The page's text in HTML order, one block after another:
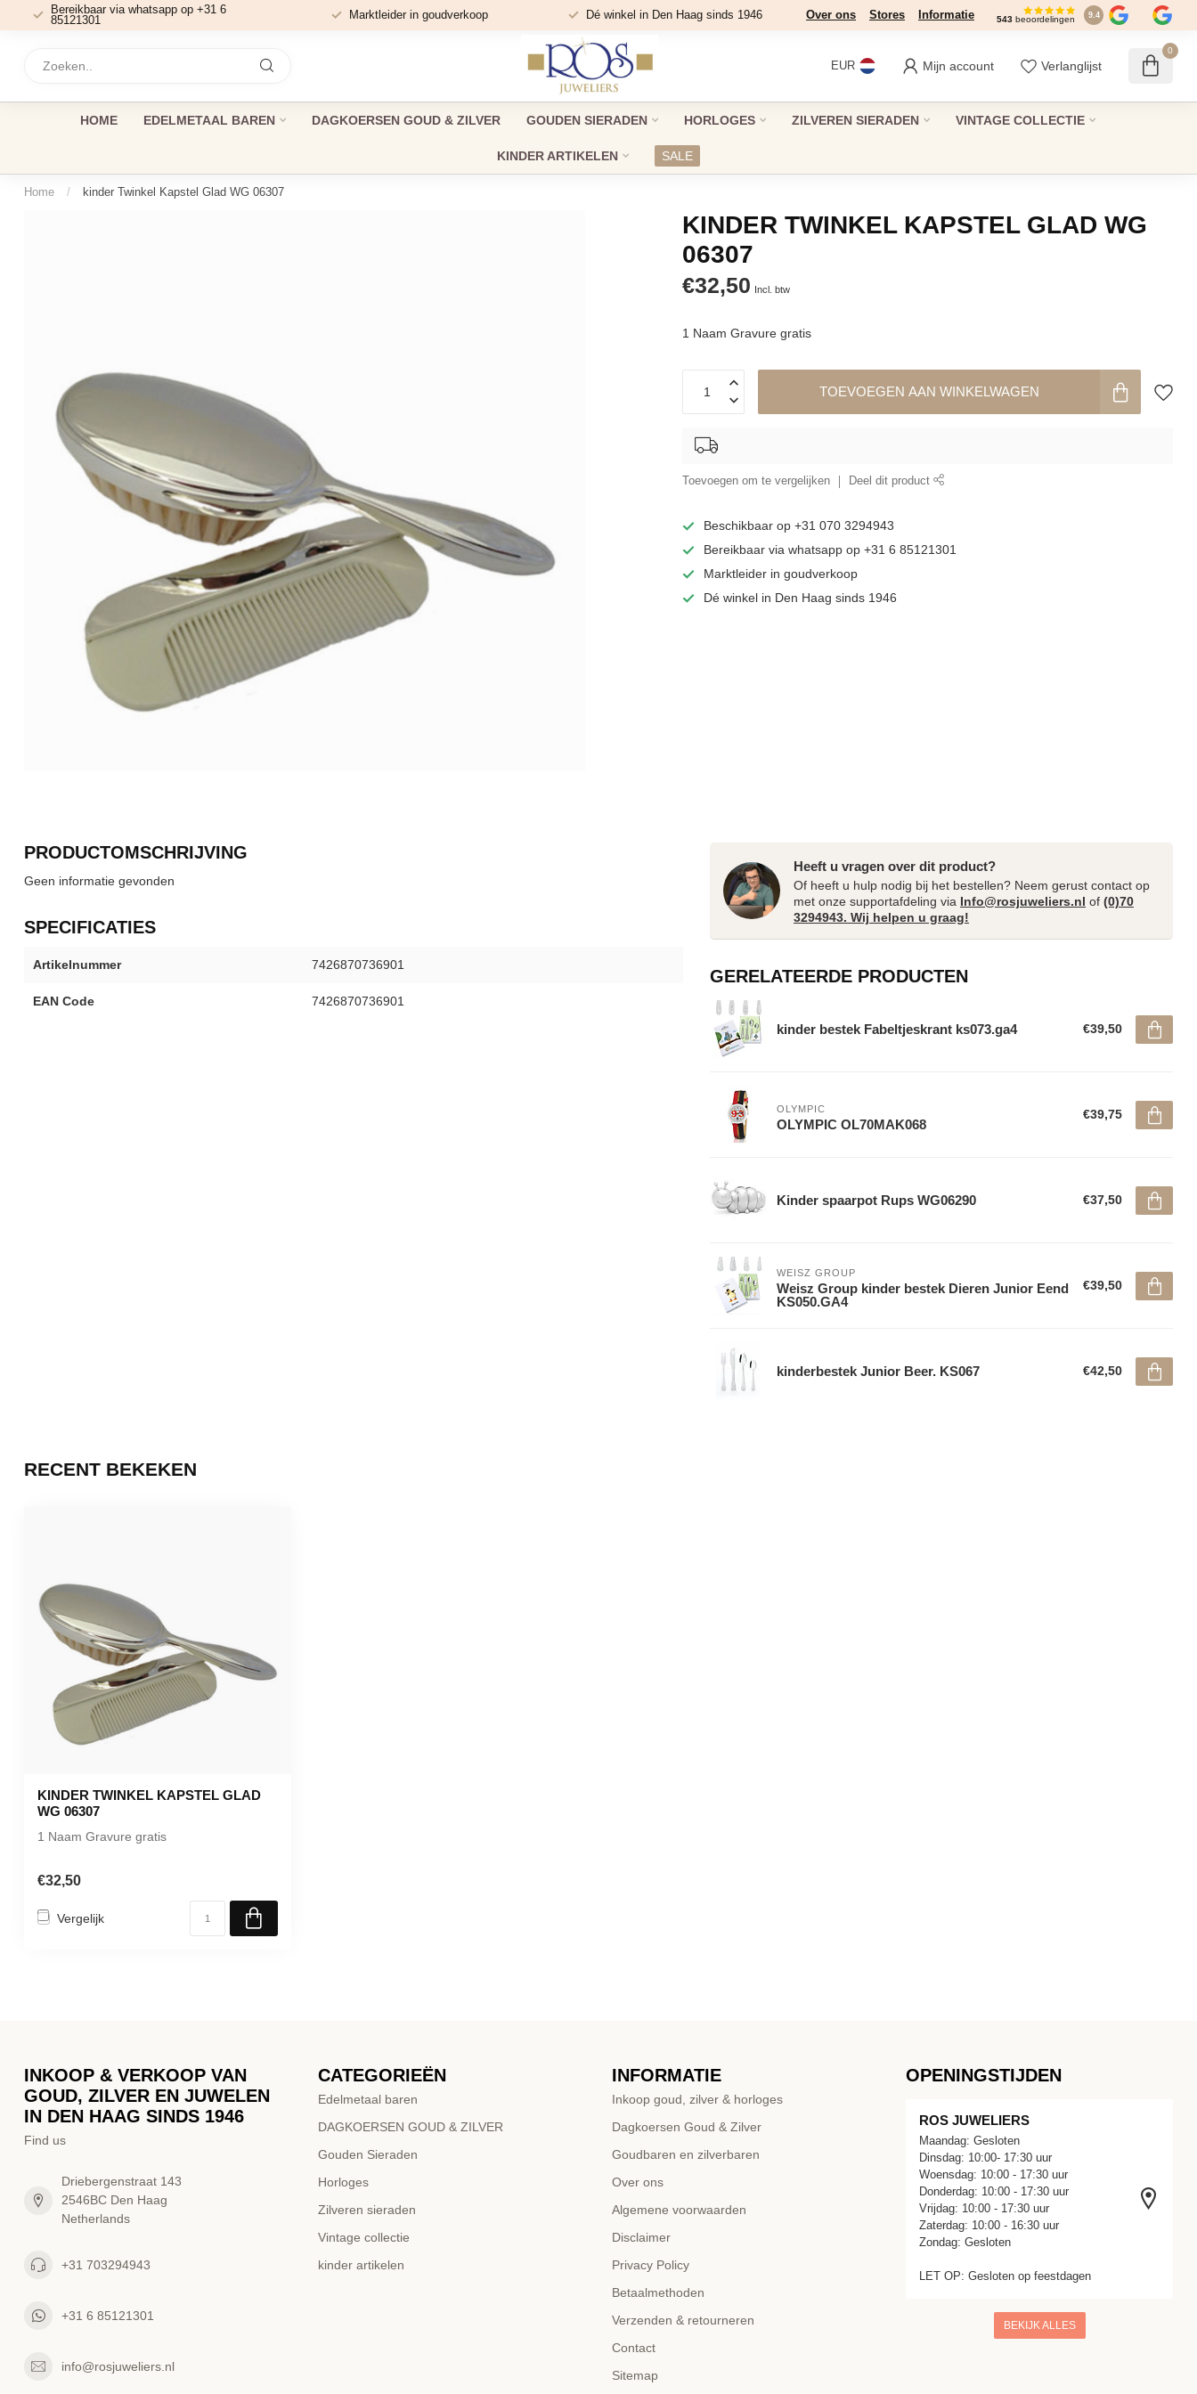
Bereikbaar via whatsapp op +31 6
85121301
Marktleider in goudverkoop Dé winkel in Den Haag sinds 1946 Over ons Stores Informatie 543 beoordelingen 9.4
EUR Mijn account Verlanglijst
0
HOME EDELMETAAL BAREN DAGKOERSEN GOUD & ZILVER GOUDEN SIERADEN HORLOGES ZILVEREN SIERADEN VINTAGE COLLECTIE
KINDER ARTIKELEN SALE
Home / kinder Twinkel Kapstel Glad WG 06307
KINDER TWINKEL KAPSTEL GLAD WG
06307
€32,50 Incl. btw
1 Naam Gravure gratis
TOEVOEGEN AAN WINKELWAGEN
Toevoegen om te vergelijken Deel dit product
Beschikbaar op +31 070 3294943
Bereikbaar via whatsapp op +31 6 85121301
Marktleider in goudverkoop
Dé winkel in Den Haag sinds 1946
PRODUCTOMSCHRIJVING
Geen informatie gevonden
SPECIFICATIES
Artikelnummer 7426870736901
EAN Code 7426870736901
Heeft u vragen over dit product?
Of heeft u hulp nodig bij het bestellen? Neem gerust contact op
met onze supportafdeling via Info@rosjuweliers.nl of (0)70
3294943. Wij helpen u graag!
GERELATEERDE PRODUCTEN
kinder bestek Fabeltjeskrant ks073.ga4 €39,50
OLYMPIC
OLYMPIC OL70MAK068
€39,75
Kinder spaarpot Rups WG06290 €37,50
WEISZ GROUP
Weisz Group kinder bestek Dieren Junior Eend
KS050.GA4
€39,50
kinderbestek Junior Beer. KS067 €42,50
RECENT BEKEKEN
KINDER TWINKEL KAPSTEL GLAD
WG 06307
1 Naam Gravure gratis
€32,50
Vergelijk
INKOOP & VERKOOP VAN
GOUD, ZILVER EN JUWELEN
IN DEN HAAG SINDS 1946
Find us
Driebergenstraat 143
2546BC Den Haag
Netherlands
+31 703294943
+31 6 85121301
info@rosjuweliers.nl
CATEGORIEËN
Edelmetaal baren
DAGKOERSEN GOUD & ZILVER
Gouden Sieraden
Horloges
Zilveren sieraden
Vintage collectie
kinder artikelen
INFORMATIE
Inkoop goud, zilver & horloges
Dagkoersen Goud & Zilver
Goudbaren en zilverbaren
Over ons
Algemene voorwaarden
Disclaimer
Privacy Policy
Betaalmethoden
Verzenden & retourneren
Contact
Sitemap
OPENINGSTIJDEN
ROS JUWELIERS
Maandag: Gesloten
Dinsdag: 10:00- 17:30 uur
Woensdag: 10:00 - 17:30 uur
Donderdag: 10:00 - 17:30 uur
Vrijdag: 10:00 - 17:30 uur
Zaterdag: 10:00 - 16:30 uur
Zondag: Gesloten
LET OP: Gesloten op feestdagen
BEKIJK ALLES